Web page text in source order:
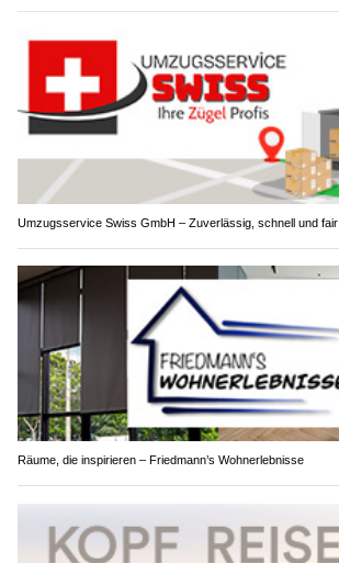
Umzugsservice Swiss GmbH – Zuverlässig, schnell und fair
Räume, die inspirieren – Friedmann’s Wohnerlebnisse